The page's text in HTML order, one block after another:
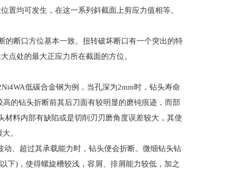
置均可发生，在这一系列斜截面上剪应力值相等。
的断口方位基本一致。扭转破坏断口有一个突出的特
点处的最大正应力所在截面的方位。
低碳合金钢为例，当孔深为2mm时，钻头寿命
的钻头折断前其后刀面有较明显的磨钝痕迹，而部
料内部有缺陷或是切削刃刃磨角度误差较大，其使
。
、超过其承载能力时，钻头便会折断。微细钻头钻
以下)，使得螺旋槽较浅，容屑、排屑能力较低，加之